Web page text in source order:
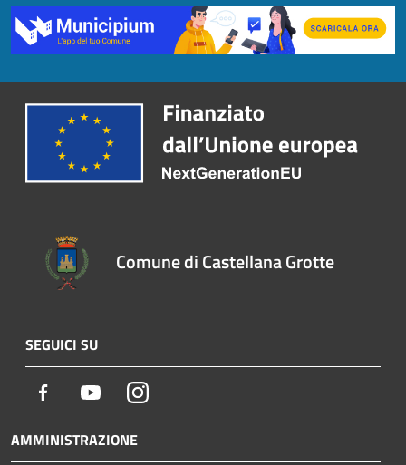
Comune di Castellana Grotte
SEGUICI SU
Facebook YoutubeInstagram
AMMINISTRAZIONE